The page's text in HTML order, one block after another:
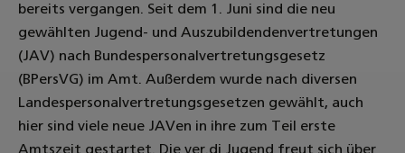
bereits vergangen. Seit dem 1. Juni sind die neu
gewählten Jugend- und Auszubildendenvertretungen
(JAV) nach Bundespersonalvertretungsgesetz
(BPersVG) im Amt. Außerdem wurde nach diversen
Landespersonalvertretungsgesetzen gewählt, auch
hier sind viele neue JAVen in ihre zum Teil erste